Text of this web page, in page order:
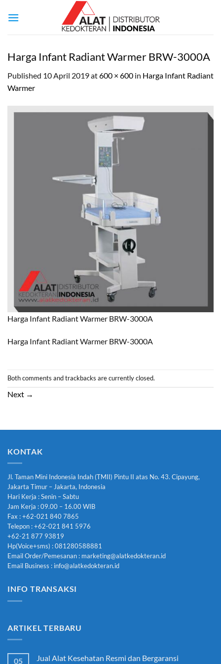
Harga Infant Radiant Warmer BRW-3000A
Published 10 April 2019at600 × 600 in Harga Infant Radiant
Warmer
Harga Infant Radiant Warmer BRW-3000A
Harga Infant Radiant Warmer BRW-3000A
Both comments and trackbacks are currently closed.
Next →
KONTAK
Jl. Taman Mini Indonesia Indah (TMII) Pintu II atas No. 43. Cipayung,
Jakarta Timur – Jakarta, Indonesia
Hari Kerja : Senin – Sabtu
Jam Kerja : 09.00 – 16.00 WIB
Fax : +62-021 840 7865
Telepon : +62-021 841 5976
+62-21 877 93819
Hp(Voice+sms) : 081280588881
Email Order/Pemesanan : marketing@alatkedokteran.id
Email Business : info@alatkedokteran.id
INFO TRANSAKSI
ARTIKEL TERBARU
05 Jual Alat Kesehatan Resmi dan Bergaransi